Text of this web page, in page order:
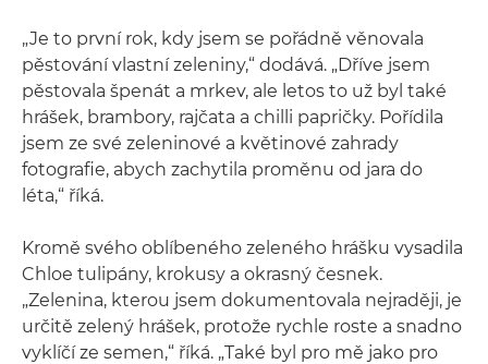
„Je to první rok, kdy jsem se pořádně věnovala
pěstování vlastní zeleniny,“ dodává. „Dříve jsem
pěstovala špenát a mrkev, ale letos to už byl také
hrášek, brambory, rajčata a chilli papričky. Pořídila
jsem ze své zeleninové a květinové zahrady
fotografie, abych zachytila proměnu od jara do
léta,“ říká.
Kromě svého oblíbeného zeleného hrášku vysadila
Chloe tulipány, krokusy a okrasný česnek.
„Zelenina, kterou jsem dokumentovala nejraději, je
určitě zelený hrášek, protože rychle roste a snadno
vyklíčí ze semen,“ říká. „Také byl pro mě jako pro